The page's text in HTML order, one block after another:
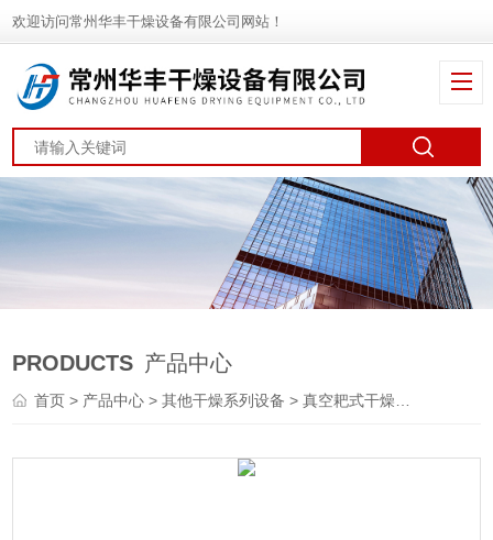
欢迎访问常州华丰干燥设备有限公司网站！
PRODUCTS 产品中心
首页> 产品中心 >其他干燥系列设备 >真空耙式干燥机